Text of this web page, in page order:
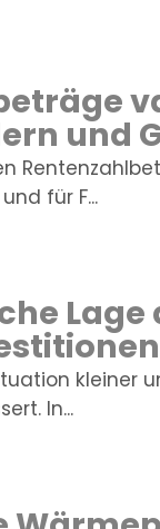
und
für F...
Lage
kleiner
In...